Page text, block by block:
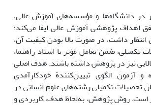
دانشگاه‌ها و مؤسسه‌های آموزش عالی،
اهداف پژوهشی آموزش عالی ایفا می‌کند؛
داشت، در صورت بالا بودن کیفیت آن،
تکمیلی، ضمن تعامل مؤثر با استاد راهنما،
نیز در پژوهش داشته باشند. هدف اصلی
و آزمون الگوی تبیین‌کنندة خودکارآمدی
تحصیلات تکمیلی رشته‌های علوم انسانی در
روش پژوهش، به‌لحاظ هدف، کاربردی و